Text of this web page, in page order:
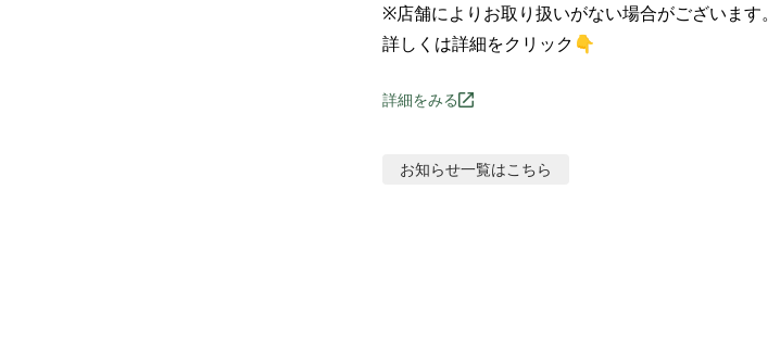
※店舗によりお取り扱いがない場合がございます。
詳しくは詳細をクリック👇
詳細をみる
お知らせ一覧はこちら